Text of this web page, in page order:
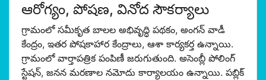
ఆరోగ్యం, పోషణ, వినోద సౌకర్యాలు
గ్రామంలో సమీకృత బాలల అభివృద్ధి పథకం, అంగన్ వాడీ
కేంద్రం, ఇతర పోషకాహార కేంద్రాలు, ఆశా కార్యకర్త ఉన్నాయి.
గ్రామంలో వార్తాపత్రిక పంపిణీ జరుగుతుంది. అసెంబ్లీ పోలింగ్
స్టేషన్, జనన మరణాల నమోదు కార్యాలయం ఉన్నాయి. పబ్లిక్